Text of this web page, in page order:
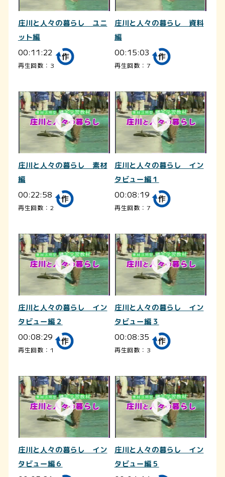
庄川と人々の暮らし ユニ
ット編
00:11:22
再生回数：3
庄川と人々の暮らし 資料
編
00:15:03
再生回数：7
庄川と人々の暮らし 素材
編
00:22:58
再生回数：2
庄川と人々の暮らし イン
タビュー編１
00:08:19
再生回数：7
庄川と人々の暮らし イン
タビュー編２
00:08:29
再生回数：1
庄川と人々の暮らし イン
タビュー編３
00:08:35
再生回数：3
庄川と人々の暮らし イン
タビュー編６
庄川と人々の暮らし イン
タビュー編５